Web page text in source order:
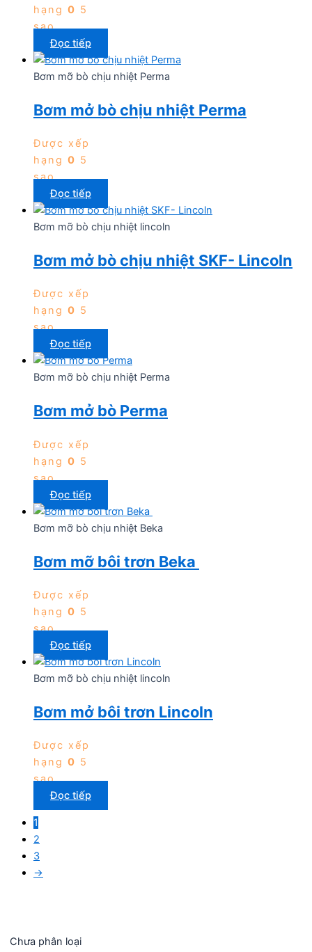
Chưa phân loại
hạng 0 5
sao
Đọc tiếp
Bơm mỡ bò chịu nhiệt Perma
Bơm mở bò chịu nhiệt Perma
Được xếp
hạng 0 5
sao
Đọc tiếp
Bơm mỡ bò chịu nhiệt lincoln
Bơm mở bò chịu nhiệt SKF- Lincoln
Được xếp
hạng 0 5
sao
Đọc tiếp
Bơm mỡ bò chịu nhiệt Perma
Bơm mở bò Perma
Được xếp
hạng 0 5
sao
Đọc tiếp
Bơm mỡ bò chịu nhiệt Beka
Bơm mỡ bôi trơn Beka
Được xếp
hạng 0 5
sao
Đọc tiếp
Bơm mỡ bò chịu nhiệt lincoln
Bơm mở bôi trơn Lincoln
Được xếp
hạng 0 5
sao
Đọc tiếp
1
2
3
→